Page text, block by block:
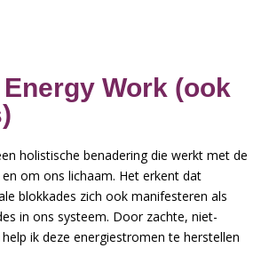
Work (ook
holistische benadering die werkt met de
om ons lichaam. Het erkent dat
blokkades zich ook manifesteren als
in ons systeem. Door zachte, niet-
ik deze energiestromen te herstellen